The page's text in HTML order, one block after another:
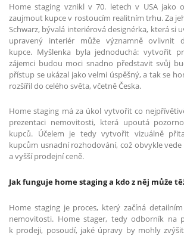
Home staging vznikl v 70. letech v USA jako
zaujmout kupce v rostoucím realitním trhu. Za
Schwarz, bývalá interiérová designérka, která si
upravený interiér může významně ovlivnit
kupce. Myšlenka byla jednoduchá: vytvořit
zájemci budou moci snadno představit svůj
přístup se ukázal jako velmi úspěšný, a tak se
rozšířil do celého světa, včetně Česka.
Home staging má za úkol vytvořit co
prezentaci nemovitosti, která upoutá
kupců. Účelem je tedy vytvořit vizuálně
kupcům usnadní rozhodování, což obvykle
a vyšší prodejní ceně.
Jak funguje home staging a kdo z něj může
Home staging je proces, který začíná
nemovitosti. Home stager, tedy odborník na
k prodeji, posoudí, jaké úpravy by mohly